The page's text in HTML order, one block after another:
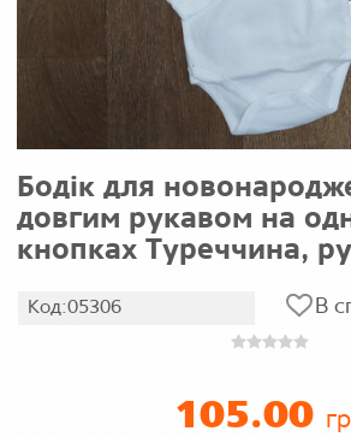
Бодік для
довгим рукавом на
кнопках Туреччина,
Код:05306 В
105.00